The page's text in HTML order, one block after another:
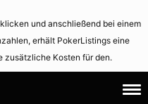
und anschließend bei einem
erhält PokerListings eine
zusätzliche Kosten für den.